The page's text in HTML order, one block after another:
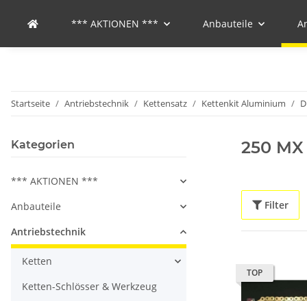
*** AKTIONEN *** Anbauteile
Startseite Antriebstechnik Kettensatz Kettenkit Aluminium
250 MX
Filter
TOP
Kategorien
*** AKTIONEN ***
Anbauteile
Antriebstechnik
Ketten
Ketten-Schlösser & Werkzeug